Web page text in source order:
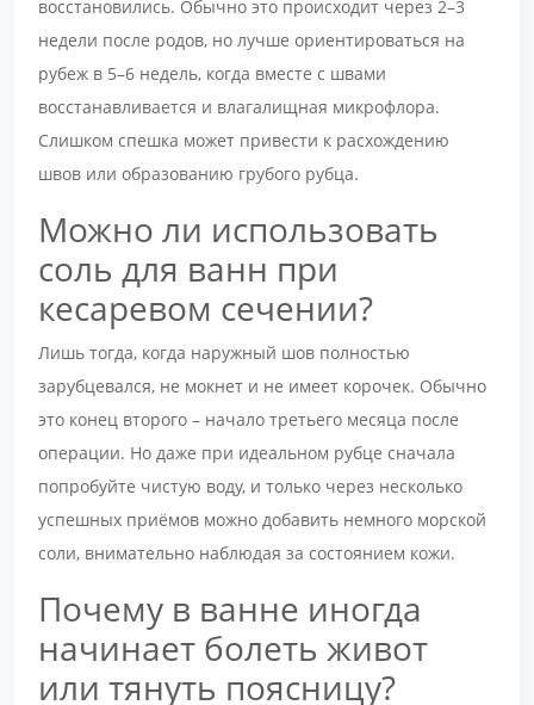
восстановились. Обычно это происходит через 2–3
недели после родов, но лучше ориентироваться на
рубеж в 5–6 недель, когда вместе с швами
восстанавливается и влагалищная микрофлора.
Слишком спешка может привести к расхождению
швов или образованию грубого рубца.
Можно ли использовать
соль для ванн при
кесаревом сечении?
Лишь тогда, когда наружный шов полностью
зарубцевался, не мокнет и не имеет корочек. Обычно
это конец второго – начало третьего месяца после
операции. Но даже при идеальном рубце сначала
попробуйте чистую воду, и только через несколько
успешных приёмов можно добавить немного морской
соли, внимательно наблюдая за состоянием кожи.
Почему в ванне иногда
начинает болеть живот
или тянуть поясницу?